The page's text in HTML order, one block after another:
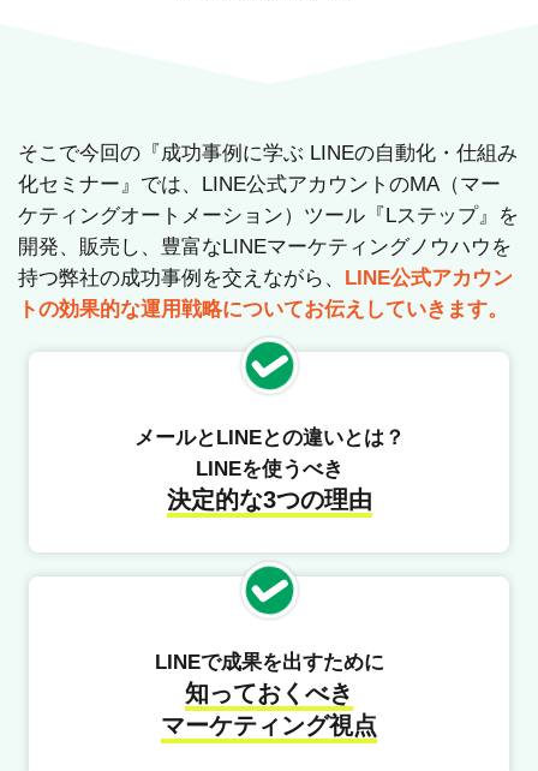
そこで今回の『成功事例に学ぶ LINEの自動化・仕組み
化セミナー』では、LINE公式アカウントのMA（マー
ケティングオートメーション）ツール『Lステップ』を
開発、販売し、豊富なLINEマーケティングノウハウを
持つ弊社の成功事例を交えながら、 LINE公式アカウン
トの効果的な運用戦略についてお伝えしていきます。
メールとLINEとの違いとは？
LINEを使うべき
決定的な3つの理由
LINEで成果を出すために
知っておくべき
マーケティング視点